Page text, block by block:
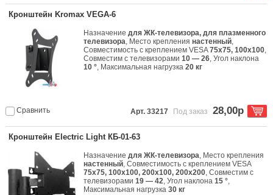
Кронштейн Kromax VEGA-6
Назначениедля ЖК-телевизора, для плазменного
телевизора, Место креплениянастенный,
Совместимость с креплением VESA75x75, 100x100,
Совместим с телевизорами10 — 26, Угол наклона
10 °, Максимальная нагрузка20 кг
Сравнить Арт. 33217 Под заказ 28,00р
Кронштейн Electric Light КБ-01-63
Назначениедля ЖК-телевизора, Место крепления
настенный, Совместимость с креплением VESA
75x75, 100x100, 200x100, 200x200, Совместим с
телевизорами19 — 42, Угол наклона15 °,
Максимальная нагрузка30 кг